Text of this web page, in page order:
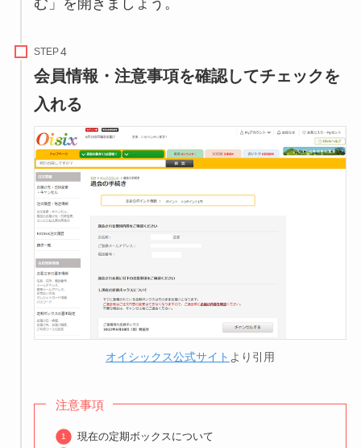
STEP
会員情報・注意事項を確認してチェックを
入れる
オイシックス公式サイト より引用
注意事項
現在の定期ボックスについて